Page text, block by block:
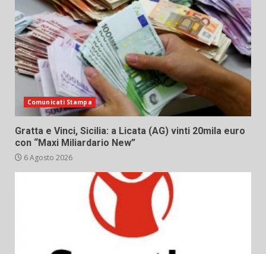
Comunicati Stampa
Gratta e Vinci, Sicilia: a Licata (AG) vinti 20mila euro
con “Maxi Miliardario New”
6 Agosto 2026